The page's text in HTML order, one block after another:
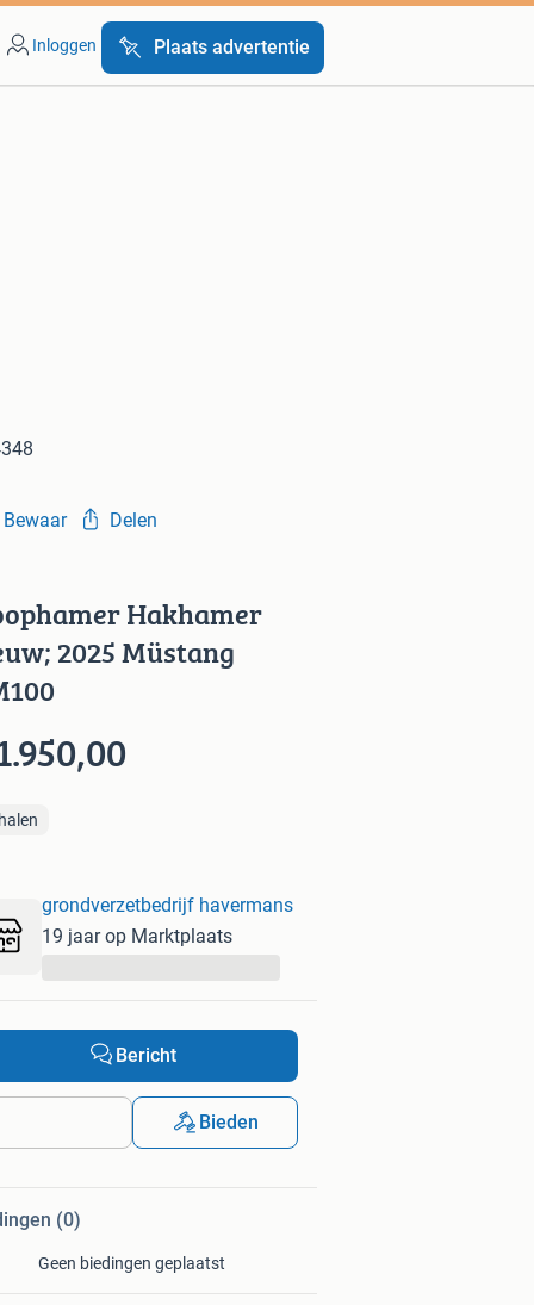
Inloggen Plaats advertentie
Bewaar Delen
Hakhamer
2025 Müstang
grondverzetbedrijf havermans
19 jaar op Marktplaats
Bericht
Bieden
(0)
Geen biedingen geplaatst